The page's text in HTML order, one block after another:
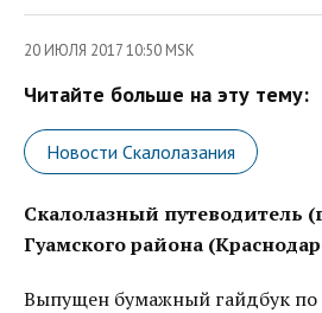
20 ИЮЛЯ 2017 10:50 MSK
Читайте больше на эту тему:
Новости Скалолазания
Скалолазный путеводитель
Гуамского района
Выпущен бумажный гайдбук по